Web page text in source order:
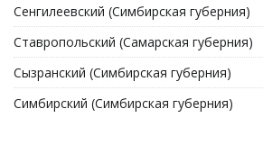
Сенгилеевский (Симбирская губерния)
Ставропольский (Самарская губерния)
Сызранский (Симбирская губерния)
Симбирский (Симбирская губерния)